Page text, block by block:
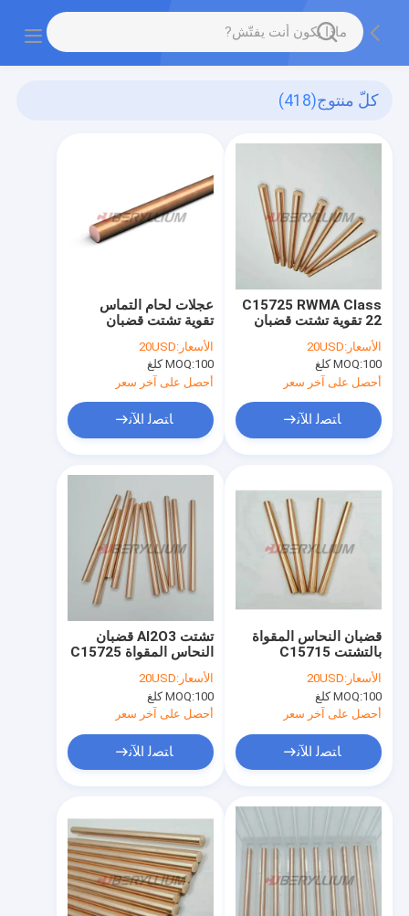
كلّ منتوج(418)
عجلات لحام التماس
تقوية تشتت قضبان
النحاس C15725
الأسعار:20USD
MOQ:100 كلغ
أحصل على آخر سعر
ﺎﺘﺼﻟ ﺍﻶﻧ
C15725 RWMA Class
22 تقوية تشتت قضبان
سبائك النحاس
الأسعار:20USD
MOQ:100 كلغ
أحصل على آخر سعر
ﺎﺘﺼﻟ ﺍﻶﻧ
تشتت Al2O3 قضبان
النحاس المقواة C15725
مع الموصلية العالية
الأسعار:20USD
MOQ:100 كلغ
أحصل على آخر سعر
ﺎﺘﺼﻟ ﺍﻶﻧ
قضبان النحاس المقواة
بالتشتت C15715
RWMA الفئة 21 Al2O3
الأسعار:20USD
MOQ:100 كلغ
أحصل على آخر سعر
ﺎﺘﺼﻟ ﺍﻶﻧ